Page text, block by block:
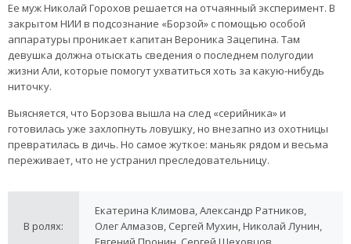
Ее муж Николай Горохов решается на отчаянный эксперимент. В
закрытом НИИ в подсознание «Борзой» с помощью особой
аппаратуры проникает капитан Вероника Зацепина. Там
девушка должна отыскать сведения о последнем полугодии
жизни Али, которые помогут ухватиться хоть за какую-нибудь
ниточку.
Выясняется, что Борзова вышла на след «серийника» и
готовилась уже захлопнуть ловушку, но внезапно из охотницы
превратилась в дичь. Но самое жуткое: маньяк рядом и весьма
переживает, что не устранил преследовательницу.
В ролях:
Екатерина Климова, Александр Ратников,
Олег Алмазов, Сергей Мухин, Николай Лунин,